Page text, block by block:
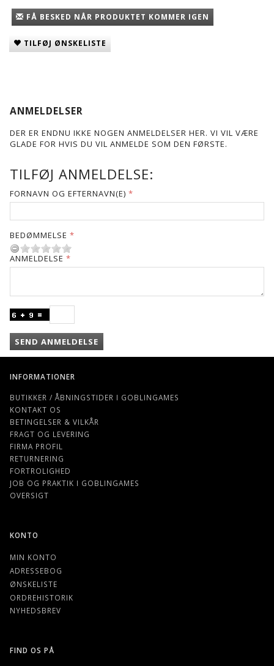
FÅ BESKED NÅR PRODUKTET KOMMER IGEN
TILFØJ ØNSKELISTE
ANMELDELSER
DER ER ENDNU IKKE NOGEN ANMELDELSER HER. VI VIL VÆRE
GLADE FOR HVIS DU VIL ANMELDE SOM DEN FØRSTE.
TILFØJ ANMELDELSE:
FORNAVN OG EFTERNAVN(E)
BEDØMMELSE
ANMELDELSE
SEND ANMELDELSE
INFORMATIONER
BUTIKKER / ÅBNINGSTIDER I GOBLINGAMES
KONTAKT OS
BETINGELSER & VILKÅR
FRAGT OG LEVERING
FIRMA PROFIL
RETURNERING
FORTROLIGHED
JOB OG PRAKTIK I GOBLINGAMES
OVERSIGT
KONTO
MIN KONTO
ADRESSEBOG
ØNSKELISTE
ORDREHISTORIK
NYHEDSBREV
FIND OS PÅ